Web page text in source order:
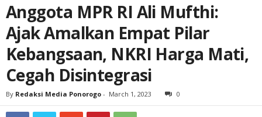
Anggota MPR RI Ali Mufthi:
Ajak Amalkan Empat Pilar
Kebangsaan, NKRI Harga Mati,
Cegah Disintegrasi
By Redaksi Media Ponorogo - March 1, 2023 0